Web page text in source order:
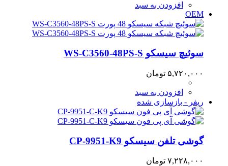
افزودن به سبد
OEM
سوئیچ سیسکو WS-C3560-48PS-S
۵,۷۲۰,۰۰۰ تومان
افزودن به سبد
ریفر - بازسازی شده
گوشی تلفن سیسکو CP-9951-K9
۷,۲۲۸,۰۰۰ تومان